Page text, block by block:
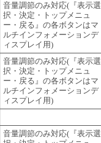
音量調節のみ対応(『表示選
択・決定・トップメニュ
ー・戻る』の各ボタンはマ
ルチインフォメーションデ
ィスプレイ用)
音量調節のみ対応(『表示選
択・決定・トップメニュ
ー・戻る』の各ボタンはマ
ルチインフォメーションデ
ィスプレイ用)
音量調節のみ対応(『表示選